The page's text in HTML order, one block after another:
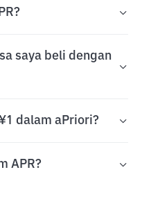
saya beli dengan
dalam aPriori?
APR?